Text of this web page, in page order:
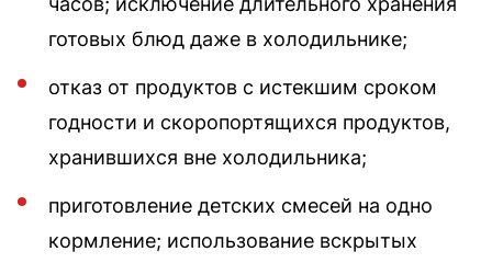
готовых блюд даже в холодильнике;
отказ от продуктов с истекшим сроком
годности и скоропортящихся продуктов,
хранившихся вне холодильника;
приготовление детских смесей на одно
кормление; использование вскрытых